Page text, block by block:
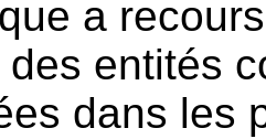
a
entités
dans les